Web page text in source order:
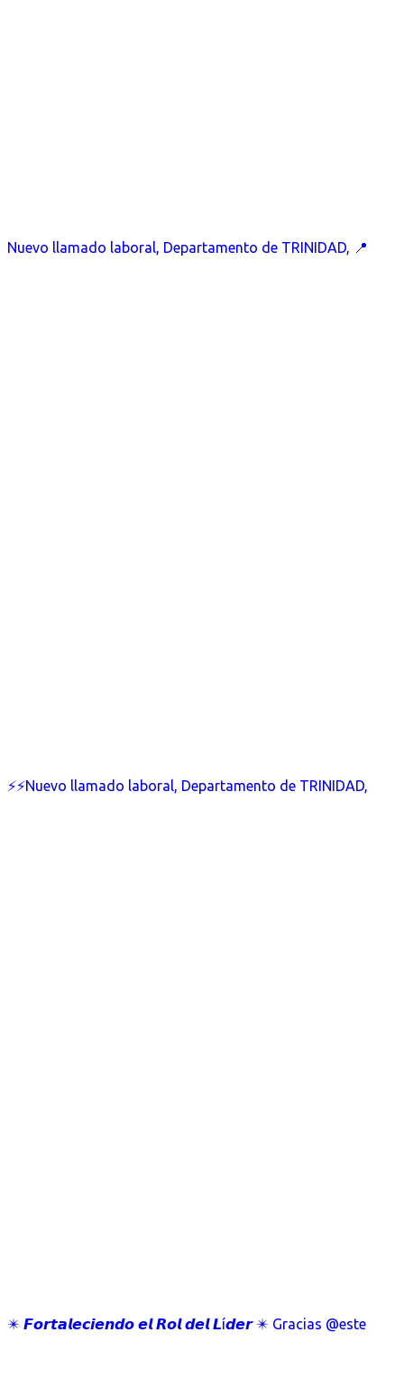
Nuevo llamado laboral, Departamento de TRINIDAD, 📍
⚡⚡Nuevo llamado laboral, Departamento de TRINIDAD,
✴️ 𝙁𝙤𝙧𝙩𝙖𝙡𝙚𝙘𝙞𝙚𝙣𝙙𝙤 𝙚𝙡 𝙍𝙤𝙡 𝙙𝙚𝙡 𝙇í𝙙𝙚𝙧 ✴️ Gracias @este